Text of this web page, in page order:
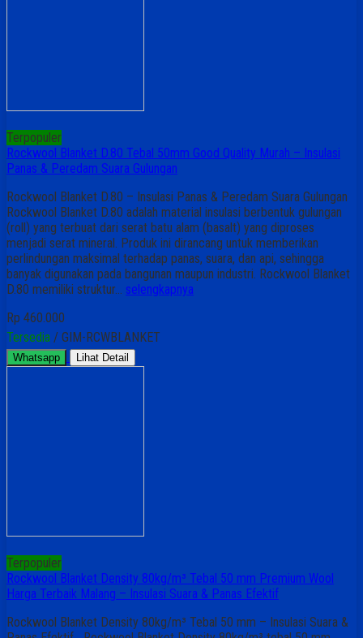
Terpopuler
Rockwool Blanket D.80 Tebal 50mm Good Quality Murah – Insulasi
Panas & Peredam Suara Gulungan
Rockwool Blanket D.80 – Insulasi Panas & Peredam Suara Gulungan
Rockwool Blanket D.80 adalah material insulasi berbentuk gulungan
(roll) yang terbuat dari serat batu alam (basalt) yang diproses
menjadi serat mineral. Produk ini dirancang untuk memberikan
perlindungan maksimal terhadap panas, suara, dan api, sehingga
banyak digunakan pada bangunan maupun industri. Rockwool Blanket
D.80 memiliki struktur… selengkapnya
Rp 460.000
Tersedia / GIM-RCWBLANKET
Whatsapp Lihat Detail
Terpopuler
Rockwool Blanket Density 80kg/m³ Tebal 50 mm Premium Wool
Harga Terbaik Malang – Insulasi Suara & Panas Efektif
Rockwool Blanket Density 80kg/m³ Tebal 50 mm – Insulasi Suara &